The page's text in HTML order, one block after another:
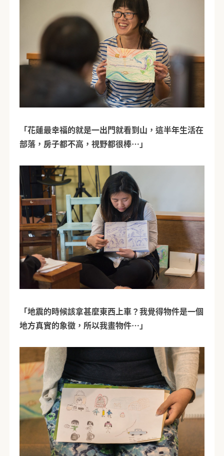
「花蓮最幸福的就是一出門就看到山，這半年生活在
部落，房子都不高，視野都很棒…」
「地震的時候該拿甚麼東西上車？我覺得物件是一個
地方真實的象徵，所以我畫物件…」